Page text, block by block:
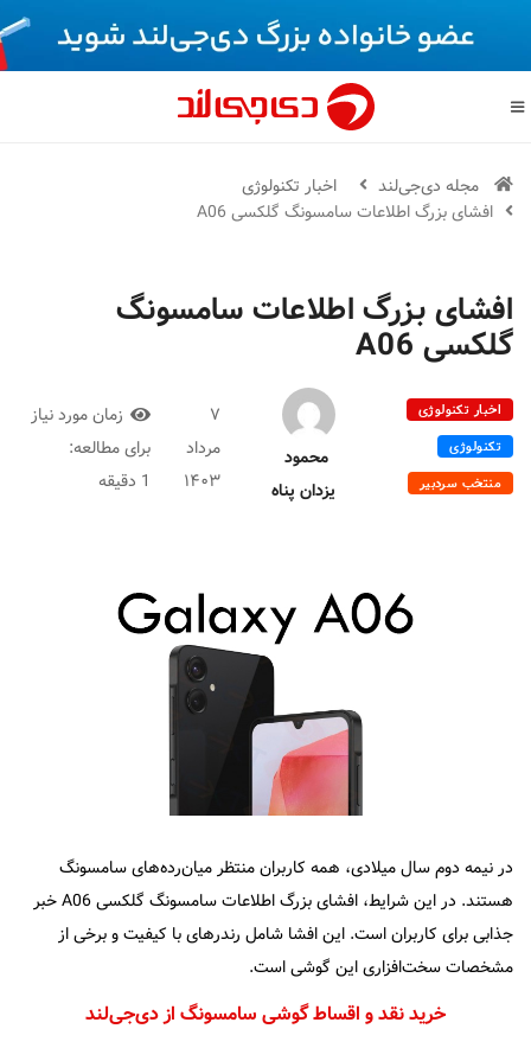
مجله دی‌جی‌لند
اخبار تکنولوژی
افشای بزرگ اطلاعات سامسونگ گلکسی A06
افشای بزرگ اطلاعات سامسونگ
گلکسی A06
اخبار تکنولوژی
تکنولوژی
منتخب سردبیر
محمود
یزدان پناه
۷
مرداد
۱۴۰۳
زمان مورد نیاز
برای مطالعه:
1 دقیقه
در نیمه دوم سال میلادی، همه کاربران منتظر میان‌رده‌های سامسونگ
هستند. در این شرایط، افشای بزرگ اطلاعات سامسونگ گلکسی A06 خبر
جذابی برای کاربران است. این افشا شامل رندرهای با کیفیت و برخی از
مشخصات سخت‌افزاری این گوشی است.
خرید نقد و اقساط گوشی سامسونگ از دی‌جی‌لند